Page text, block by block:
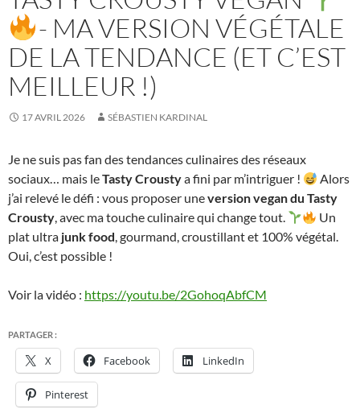
- MA VERSION VÉGÉTALE
DE LA TENDANCE (ET C’EST
MEILLEUR !)
17 AVRIL 2026 SÉBASTIEN KARDINAL
Je ne suis pas fan des tendances culinaires des réseaux
sociaux… mais leTasty Croustya fini par m’intriguer !
Alors
j’ai relevé le défi : vous proposer uneversion vegan du Tasty
Crousty, avec ma touche culinaire qui change tout.
Un
plat ultra junk food, gourmand, croustillant et 100% végétal.
Oui, c’est possible !
Voir la vidéo : https://youtu.be/2GohoqAbfCM
PARTAGER :
X Facebook LinkedIn
Pinterest